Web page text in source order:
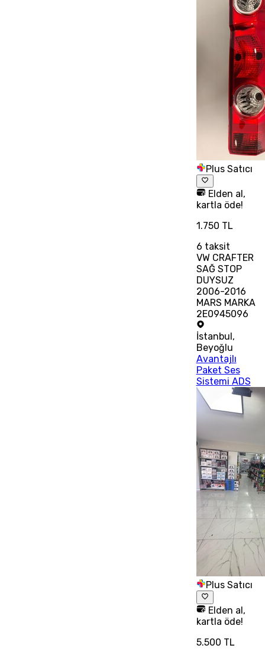
Plus Satıcı
Elden al,
kartla öde!
1.750 TL
6 taksit
VW CRAFTER
SAĞ STOP
DUYSUZ
2006-2016
MARS MARKA
2E0945096
İstanbul ,
Beyoğlu
Avantajlı
Paket Ses
Sistemi ADS
Plus Satıcı
Elden al,
kartla öde!
5.500 TL